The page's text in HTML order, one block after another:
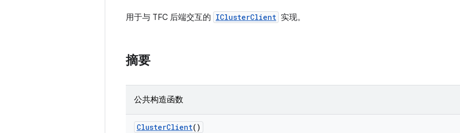
用于与 TFC 后端交互的 IClusterClient 实现。
摘要
公共构造函数
ClusterClient()